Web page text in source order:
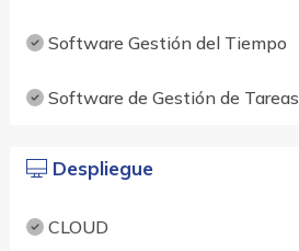
Software Gestión del Tiempo
Software de Gestión de Tareas
Despliegue
CLOUD